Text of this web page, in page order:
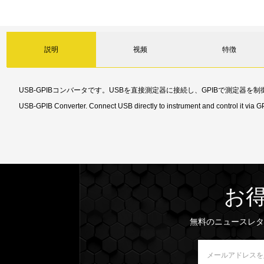
説明 视频 特徴
USB-GPIBコンバータです。USBを直接測定器に接続し、GPIBで測定器を制
USB-GPIB Converter. Connect USB directly to instrument and control it via
お
無料のニュースレ